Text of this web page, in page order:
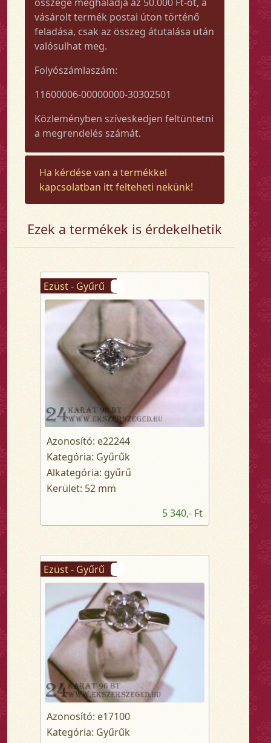
vásárolt termék postai úton történő
feladása, csak az összeg átutalása után
valósulhat meg.
Folyószámlaszám:
11600006-00000000-30302501
Közleményben szíveskedjen feltüntetni
a megrendelés számát.
Ha kérdése van a termékkel
kapcsolatban itt felteheti nekünk!
Ezek a termékek is érdekelhetik
Ezüst - Gyűrű
Azonosító: e22244
Kategória: Gyűrűk
Alkategória: gyűrű
Kerület: 52 mm
5 340,- Ft
Ezüst - Gyűrű
Azonosító: e17100
Kategória: Gyűrűk